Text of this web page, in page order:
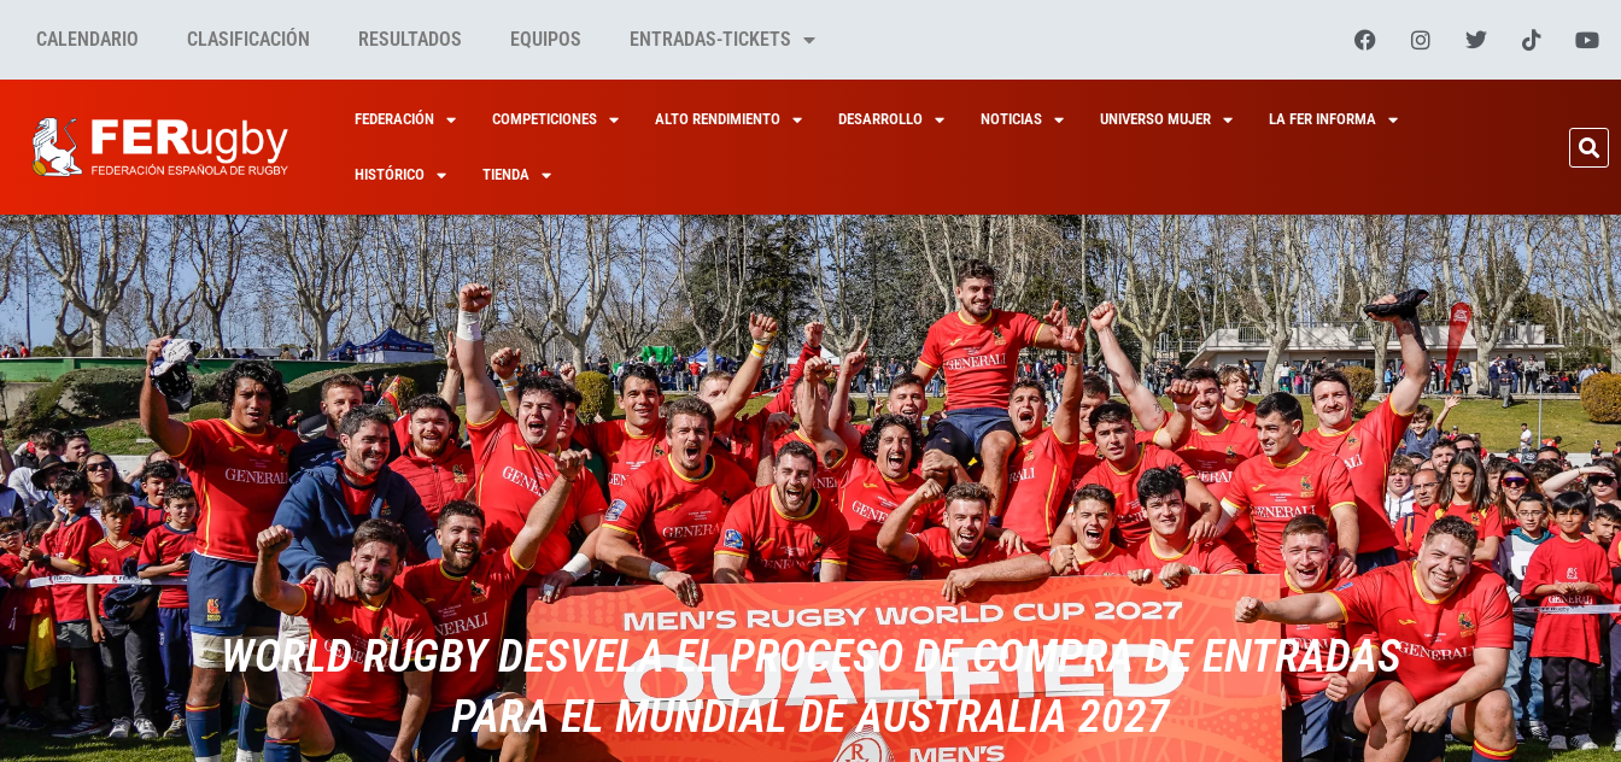
CALENDARIO CLASIFICACIÓN RESULTADOS EQUIPOS ENTRADAS-TICKETS
FEDERACIÓN COMPETICIONES ALTO RENDIMIENTO DESARROLLO NOTICIAS UNIVERSO MUJER LA FER INFORMA
HISTÓRICO TIENDA
WORLD RUGBY DESVELA EL PROCESO DE COMPRA DE ENTRADAS
PARA EL MUNDIAL DE AUSTRALIA 2027